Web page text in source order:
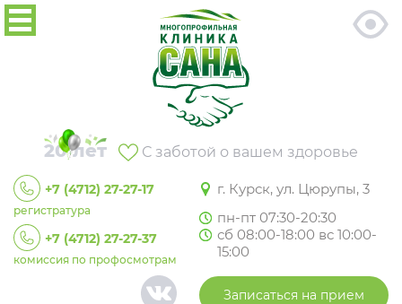
+7 (4712) 27-27-17
регистратура
+7 (4712) 27-27-37
комиссия по профосмотрам
г. Курск, ул. Цюрупы, 3
пн-пт 07:30-20:30
сб 08:00-18:00 вс 10:00-
15:00
Записаться на прием
20 лет С заботой о вашем здоровье